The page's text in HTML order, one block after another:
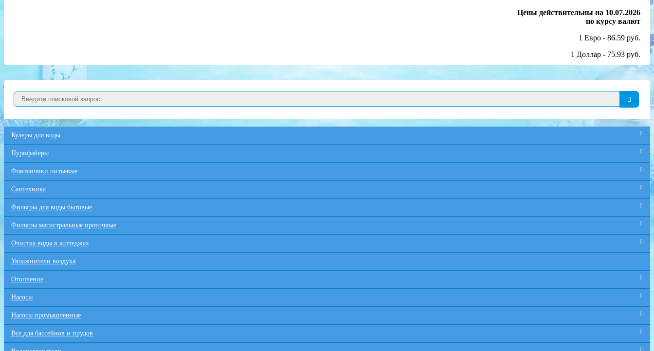
Цены действительны на 10.07.2026
по курсу валют
1 Евро - 86.59 руб.
1 Доллар - 75.93 руб.
Кулеры для воды
Пурифайеры
Фонтанчики питьевые
Сантехника
Фильтры для воды бытовые
Фильтры магистральные проточные
Очистка воды в коттеджах
Увлажнители воздуха
Отопление
Насосы
Насосы промышленные
Все для бaссейнов и прудов